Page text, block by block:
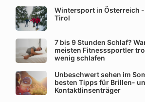
Wintersport in Österreich
Tirol
7 bis 9 Stunden Schlaf?
meisten Fitnesssportler
wenig schlafen
Unbeschwert sehen im
besten Tipps für Brillen-
Kontaktlinsenträger